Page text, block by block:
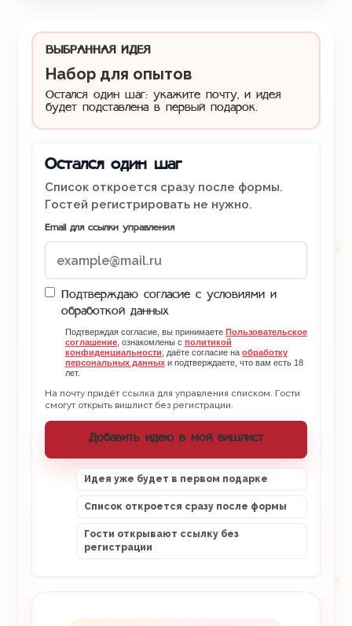
ВЫБРАННАЯ ИДЕЯ
Набор для опытов
Остался один шаг: укажите почту, и идея
будет подставлена в первый подарок.
Остался один шаг
Список откроется сразу после формы.
Гостей регистрировать не нужно.
Email для ссылки управления
Подтверждаю согласие с условиями и
обработкой данных
Подтверждая согласие, вы принимаете Пользовательское
соглашение , ознакомлены с политикой
конфиденциальности , даёте согласие на обработку
персональных данных и подтверждаете, что вам есть 18
лет.
На почту придёт ссылка для управления списком. Гости
смогут открыть вишлист без регистрации.
Добавить идею в мой вишлист
Идея уже будет в первом подарке
Список откроется сразу после формы
Гости открывают ссылку без
регистрации